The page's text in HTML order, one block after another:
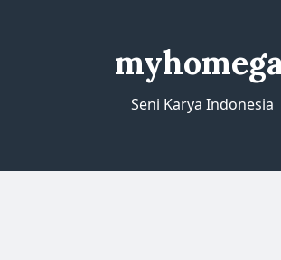
Seni Karya Indonesia